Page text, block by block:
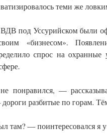
теми же
ВДВ под Уссурийском были
«бизнесом».
спрос на охранные
понравился, —
разбитые по горам.
там? — поинтересовался я у